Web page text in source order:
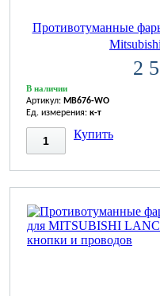
Противотуманные
2
В наличии
Артикул: MB676-WO
Ед. измерения: к-т
Купить